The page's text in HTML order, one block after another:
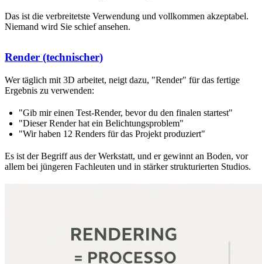
Das ist die verbreitetste Verwendung und vollkommen akzeptabel.
Niemand wird Sie schief ansehen.
Render (technischer)
Wer täglich mit 3D arbeitet, neigt dazu, "Render" für das fertige
Ergebnis zu verwenden:
"Gib mir einen Test-Render, bevor du den finalen startest"
"Dieser Render hat ein Belichtungsproblem"
"Wir haben 12 Renders für das Projekt produziert"
Es ist der Begriff aus der Werkstatt, und er gewinnt an Boden, vor
allem bei jüngeren Fachleuten und in stärker strukturierten Studios.